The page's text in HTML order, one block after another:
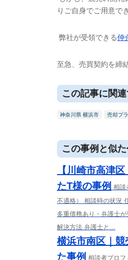
りご自身でご用意で
弊社が受領できる仲
至急、売買契約を締
この記事に関
神奈川県 横浜市 売却プ
この事例と似
【川崎市高津
たT様の事例 相談
不適格） 相談時の状況
多重債務あり・弁護士
解決方法 弁護士と...
横浜市南区｜
た事例 相談者プロ